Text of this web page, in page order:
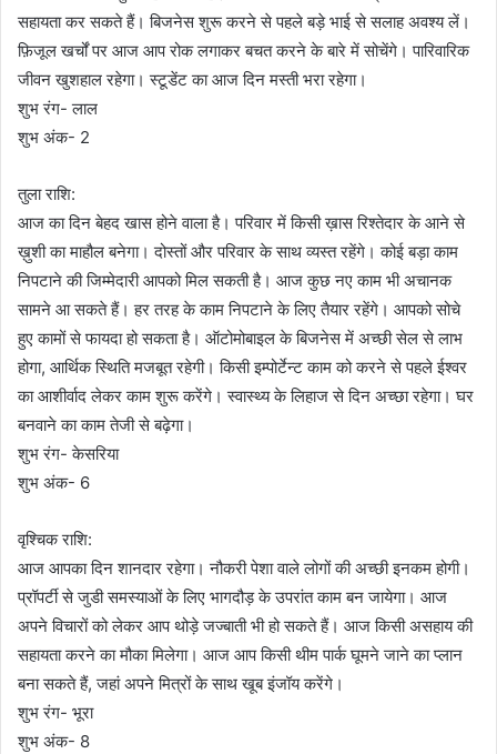
सहायता कर सकते हैं। बिजनेस शुरू करने से पहले बड़े भाई से सलाह अवश्य लें।
फ़िजूल खर्चों पर आज आप रोक लगाकर बचत करने के बारे में सोचेंगे। पारिवारिक
जीवन खुशहाल रहेगा। स्टूडेंट का आज दिन मस्ती भरा रहेगा।
शुभ रंग- लाल
शुभ अंक- 2
तुला राशि:
आज का दिन बेहद खास होने वाला है। परिवार में किसी ख़ास रिश्तेदार के आने से
ख़ुशी का माहौल बनेगा। दोस्तों और परिवार के साथ व्यस्त रहेंगे। कोई बड़ा काम
निपटाने की जिम्मेदारी आपको मिल सकती है। आज कुछ नए काम भी अचानक
सामने आ सकते हैं। हर तरह के काम निपटाने के लिए तैयार रहेंगे। आपको सोचे
हुए कामों से फायदा हो सकता है। ऑटोमोबाइल के बिजनेस में अच्छी सेल से लाभ
होगा, आर्थिक स्थिति मजबूत रहेगी। किसी इम्पोर्टेन्ट काम को करने से पहले ईश्वर
का आशीर्वाद लेकर काम शुरू करेंगे। स्वास्थ्य के लिहाज से दिन अच्छा रहेगा। घर
बनवाने का काम तेजी से बढ़ेगा।
शुभ रंग- केसरिया
शुभ अंक- 6
वृश्चिक राशि:
आज आपका दिन शानदार रहेगा। नौकरी पेशा वाले लोगों की अच्छी इनकम होगी।
प्रॉपर्टी से जुडी समस्याओं के लिए भागदौड़ के उपरांत काम बन जायेगा। आज
अपने विचारों को लेकर आप थोड़े जज्बाती भी हो सकते हैं। आज किसी असहाय की
सहायता करने का मौका मिलेगा। आज आप किसी थीम पार्क घूमने जाने का प्लान
बना सकते हैं, जहां अपने मित्रों के साथ खूब इंजॉय करेंगे।
शुभ रंग- भूरा
शुभ अंक- 8